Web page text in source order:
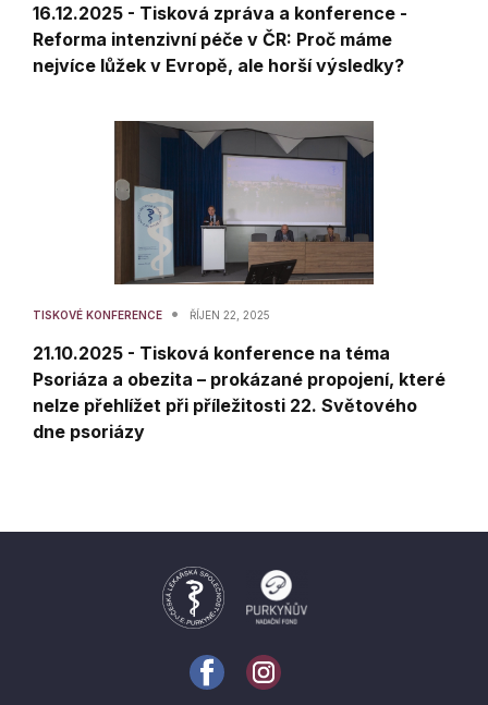
16.12.2025 - Tisková zpráva a konference -
Reforma intenzivní péče v ČR: Proč máme
nejvíce lůžek v Evropě, ale horší výsledky?
TISKOVÉ KONFERENCE • ŘÍJEN 22, 2025
21.10.2025 - Tisková konference na téma
Psoriáza a obezita – prokázané propojení, které
nelze přehlížet při příležitosti 22. Světového
dne psoriázy